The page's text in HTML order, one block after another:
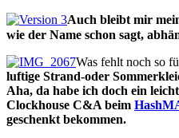
Auch bleibt mir
wie der Name schon sagt,
Was fehlt noch so
luftige Strand-oder
Aha, da habe ich doch ein
Clockhouse C&A beim
geschenkt bekommen.